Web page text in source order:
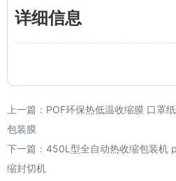
详细信息
上一篇： POF环保热低温收缩膜 口罩
包装膜
下一篇： 450L型全自动热收缩包装机
缩封切机